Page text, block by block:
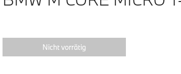
Nicht vorrätig